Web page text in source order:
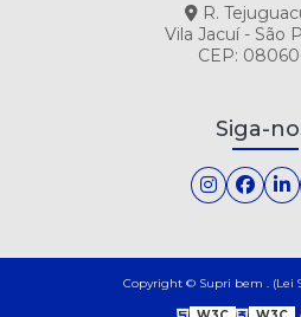
R.
Vila Jacuí - São
CEP:
Siga-
Copyright © Supri bem . (Lei